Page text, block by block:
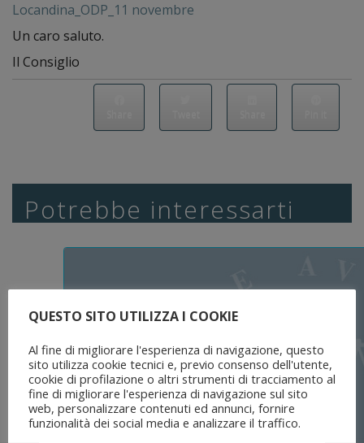
Locandina_ODP_11 novembre
Un caro saluto.
Il Consiglio
Potrebbe interessarti
QUESTO SITO UTILIZZA I COOKIE
Al fine di migliorare l'esperienza di navigazione, questo
sito utilizza cookie tecnici e, previo consenso dell'utente,
cookie di profilazione o altri strumenti di tracciamento al
fine di migliorare l'esperienza di navigazione sul sito
web, personalizzare contenuti ed annunci, fornire
funzionalità dei social media e analizzare il traffico.